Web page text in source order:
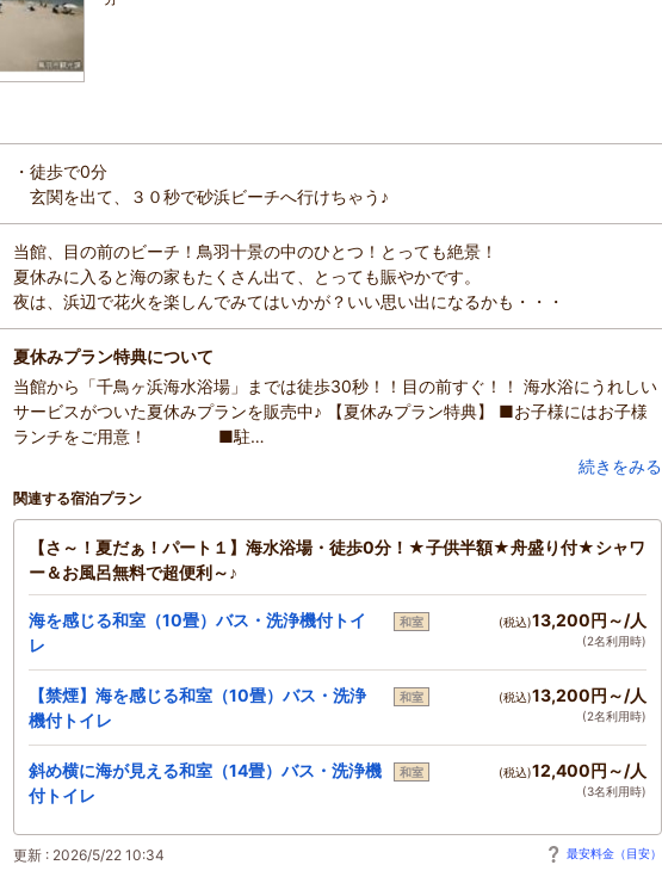
・徒歩で0分
玄関を出て、３０秒で砂浜ビーチへ行けちゃう♪
当館、目の前のビーチ！鳥羽十景の中のひとつ！とっても絶景！
夏休みに入ると海の家もたくさん出て、とっても賑やかです。
夜は、浜辺で花火を楽しんでみてはいかが？いい思い出になるかも・・・
夏休みプラン特典について
当館から「千鳥ヶ浜海水浴場」までは徒歩30秒！！目の前すぐ！！ 海水浴にうれしい
サービスがついた夏休みプランを販売中♪ 【夏休みプラン特典】 ■お子様にはお子様
ランチをご用意！ ■駐…
続きをみる
関連する宿泊プラン
【さ～！夏だぁ！パート１】海水浴場・徒歩0分！★子供半額★舟盛り付★シャワ
ー＆お風呂無料で超便利～♪
海を感じる和室（10畳）バス・洗浄機付トイ
レ
和室 (税込)13,200円～/人
(2名利用時)
【禁煙】海を感じる和室（10畳）バス・洗浄
機付トイレ
和室 (税込)13,200円～/人
(2名利用時)
斜め横に海が見える和室（14畳）バス・洗浄機
付トイレ
和室 (税込)12,400円～/人
(3名利用時)
更新 : 2026/5/22 10:34 最安料金（目安）